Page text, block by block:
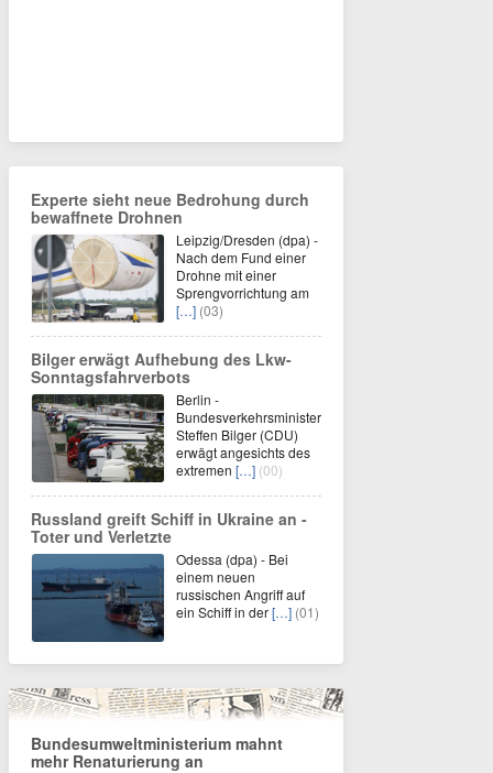
Experte sieht neue Bedrohung durch
bewaffnete Drohnen
Leipzig/Dresden (dpa) -
Nach dem Fund einer
Drohne mit einer
Sprengvorrichtung am
[…] (03)
Bilger erwägt Aufhebung des Lkw-
Sonntagsfahrverbots
Berlin -
Bundesverkehrsminister
Steffen Bilger (CDU)
erwägt angesichts des
extremen […] (00)
Russland greift Schiff in Ukraine an -
Toter und Verletzte
Odessa (dpa) - Bei
einem neuen
russischen Angriff auf
ein Schiff in der[…] (01)
Bundesumweltministerium mahnt
mehr Renaturierung an